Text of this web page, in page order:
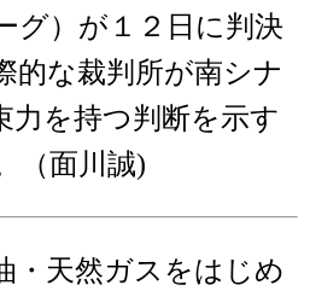
グ）が１２日に判決
的な裁判所が南シナ
力を持つ判断を示す
（面川誠)
天然ガスをはじめ